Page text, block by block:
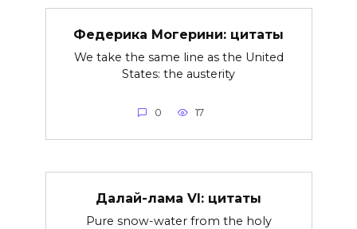
Федерика Могерини: цитаты
We take the same line as the United
States: the austerity
0 17
Далай-лама VI: цитаты
Pure snow-water from the holy